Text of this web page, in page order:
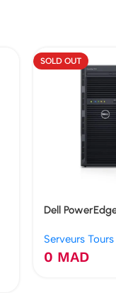
SOLD OUT
Dell
Serveurs Tours
0 MAD